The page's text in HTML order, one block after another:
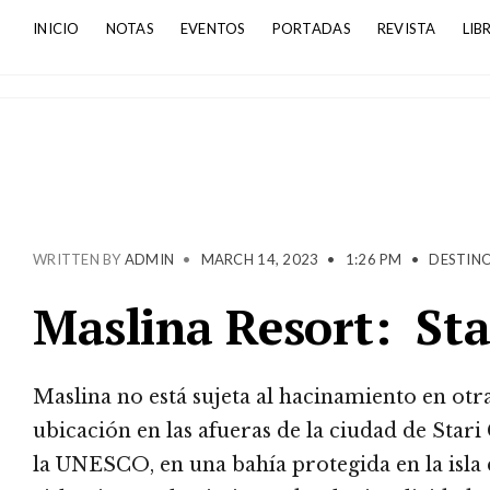
INICIO NOTAS EVENTOS PORTADAS REVISTA
WRITTEN BY ADMIN • MARCH 14, 2023 • 1:26 PM •
Maslina Resort:
Maslina no está sujeta al hacinamiento en
ubicación en las afueras de la ciudad de
la UNESCO, en una bahía protegida en la